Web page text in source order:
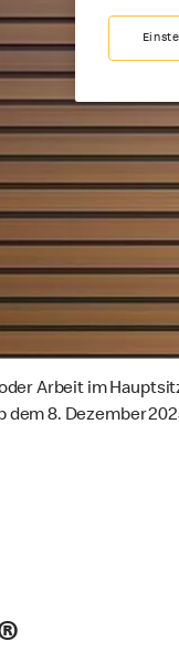
Arbeit im
dem 8. Dezember